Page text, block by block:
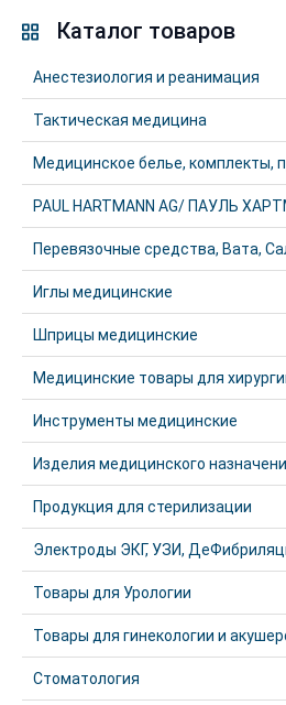
Каталог товаров
Анестезиология и реанимация
Тактическая медицина
Медицинское белье, комплекты,
PAUL HARTMANN AG/ ПАУЛЬ
Перевязочные средства, Вата,
Иглы медицинские
Шприцы медицинские
Медицинские товары для
Инструменты медицинские
Изделия медицинского
Продукция для стерилизации
Электроды ЭКГ, УЗИ,
Товары для Урологии
Товары для гинекологии и
Стоматология